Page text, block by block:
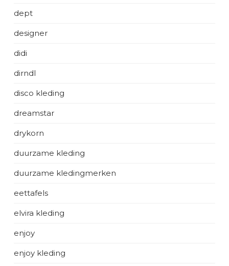
dept
designer
didi
dirndl
disco kleding
dreamstar
drykorn
duurzame kleding
duurzame kledingmerken
eettafels
elvira kleding
enjoy
enjoy kleding